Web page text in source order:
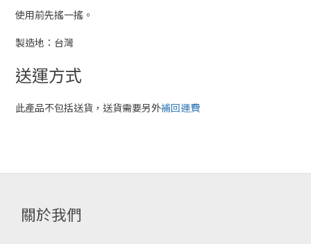
使用前先搖一搖。
製造地：台灣
送運方式
此產品不包括送貨，送貨需要另外補回運費
關於我們